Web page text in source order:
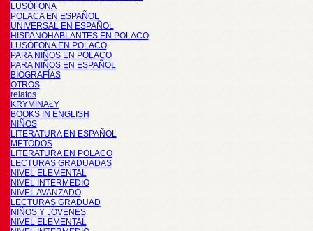
LUSÓFONA
POLACA EN ESPAÑOL
UNIVERSAL EN ESPAÑOL
HISPANOHABLANTES EN POLACO
LUSÓFONA EN POLACO
PARA NIÑOS EN POLACO
PARA NIÑOS EN ESPAÑOL
BIOGRAFÍAS
OTROS
relatos
KRYMINAŁY
BOOKS IN ENGLISH
NIÑOS
LITERATURA EN ESPAÑOL
METODOS
LITERATURA EN POLACO
LECTURAS GRADUADAS
NIVEL ELEMENTAL
NIVEL INTERMEDIO
NIVEL AVANZADO
LECTURAS GRADUAD
NIÑOS Y JÓVENES
NIVEL ELEMENTAL